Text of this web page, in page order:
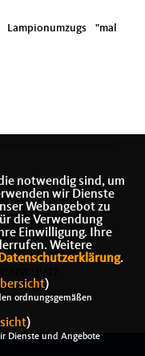
"mal
notwendig sind, um
wir Dienste
Webangebot zu
die Verwendung
Einwilligung. Ihre
Weitere
Datenschutzerklärung.
)
ordnungsgemäßen
)
Dienste und Angebote